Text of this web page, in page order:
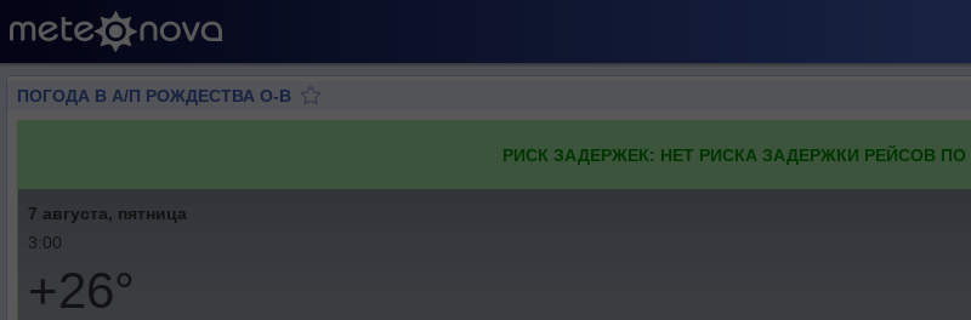
ПОГОДА В А/П РОЖДЕСТВА О-В
РИСК ЗАДЕРЖЕК: НЕТ РИСКА ЗАДЕРЖКИ РЕЙСОВ
7 августа, пятница
3:00
+26°